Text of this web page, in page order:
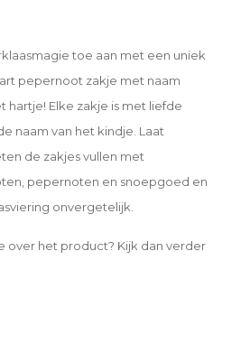
toe aan met een uniek
pepernoot zakje met naam
hartje! Elke zakje is met liefde
naam van het kindje. Laat
de zakjes vullen met
pepernoten en snoepgoed en
onvergetelijk.
over het product? Kijk dan verder